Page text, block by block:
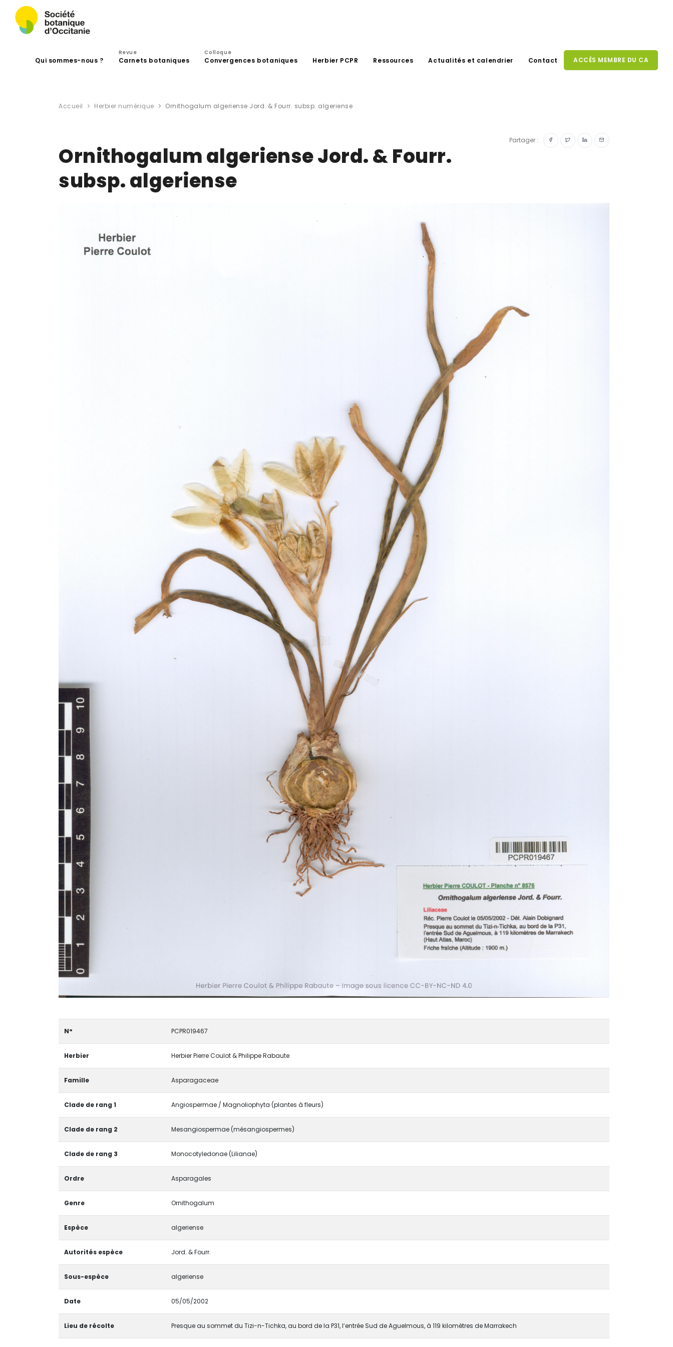
Qui sommes-nous ?
Revue
Carnets botaniques
Colloque
Convergences botaniques Herbier PCPR Ressources Actualités et calendrier Contact ACCÈS MEMBRE DU CA
Accueil Herbier numérique Ornithogalum algeriense Jord. & Fourr. subsp. algeriense
Partager :
Ornithogalum algeriense Jord. & Fourr.
subsp. algeriense
N° PCPR019467
Herbier Herbier Pierre Coulot & Philippe Rabaute
Famille Asparagaceae
Clade de rang 1 Angiospermae / Magnoliophyta (plantes à fleurs)
Clade de rang 2 Mesangiospermae (mésangiospermes)
Clade de rang 3 Monocotyledonae (Lilianae)
Ordre Asparagales
Genre Ornithogalum
Espèce algeriense
Autorités espèce Jord. & Fourr.
Sous-espèce algeriense
Date 05/05/2002
Lieu de récolte Presque au sommet du Tizi-n-Tichka, au bord de la P31, l’entrée Sud de Aguelmous, à 119 kilomètres de Marrakech